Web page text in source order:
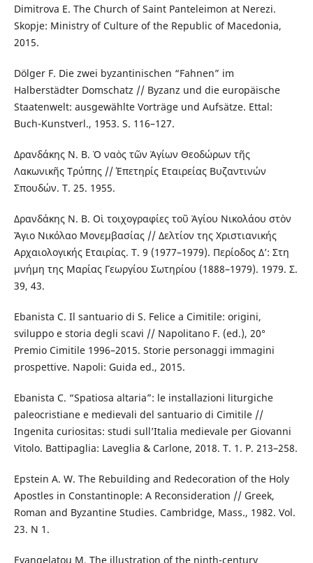
Dimitrova E. The Church of Saint Panteleimon at Nerezi.
Skopje: Ministry of Culture of the Republic of Macedonia,
2015.
Dölger F. Die zwei byzantinischen “Fahnen” im
Halberstädter Domschatz // Byzanz und die europäische
Staatenwelt: ausgewählte Vorträge und Aufsätze. Ettal:
Buch-Kunstverl., 1953. S. 116–127.
Δρανδάκης Ν. Β. Ὁ ναὸς τῶν Ἁγίων Θεοδώρων τῆς
Λακωνικῆς Τρύπης // Έπετηρίς Εταιρείας Βυζαντινών
Σπουδών. Т. 25. 1955.
Δρανδάκης Ν. Β. Οἱ τοιχογραφίες τοῦ Ἁγίου Νικολάου στὸν
Ἅγιο Νικόλαο Μονεμβασίας // Δελτίον της Χριστιανικής
Αρχαιολογικής Εταιρίας. Т. 9 (1977–1979). Περίοδος Δ’: Στη
μνήμη της Μαρίας Γεωργίου Σωτηρίου (1888–1979). 1979. Σ.
39, 43.
Ebanista C. Il santuario di S. Felice a Cimitile: origini,
sviluppo e storia degli scavi // Napolitano F. (ed.), 20°
Premio Cimitile 1996–2015. Storie personaggi immagini
prospettive. Napoli: Guida ed., 2015.
Ebanista C. “Spatiosa altaria”: le installazioni liturgiche
paleocristiane e medievali del santuario di Cimitile //
Ingenita curiositas: studi sull’Italia medievale per Giovanni
Vitolo. Battipaglia: Laveglia & Carlone, 2018. T. 1. P. 213–258.
Epstein A. W. The Rebuilding and Redecoration of the Holy
Apostles in Constantinople: A Reconsideration // Greek,
Roman and Byzantine Studies. Cambridge, Mass., 1982. Vol.
23. N 1.
Evangelatou M. The illustration of the ninth-century